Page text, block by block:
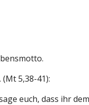
5,38-41):
euch, dass ihr